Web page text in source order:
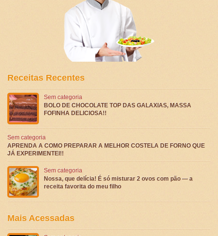
Receitas Recentes
Sem categoria
BOLO DE CHOCOLATE TOP DAS GALAXIAS, MASSA
FOFINHA DELICIOSA!!
Sem categoria
APRENDA A COMO PREPARAR A MELHOR COSTELA DE FORNO QUE
JÁ EXPERIMENTEI!!
Sem categoria
Nossa, que delícia! É só misturar 2 ovos com pão — a
receita favorita do meu filho
Mais Acessadas